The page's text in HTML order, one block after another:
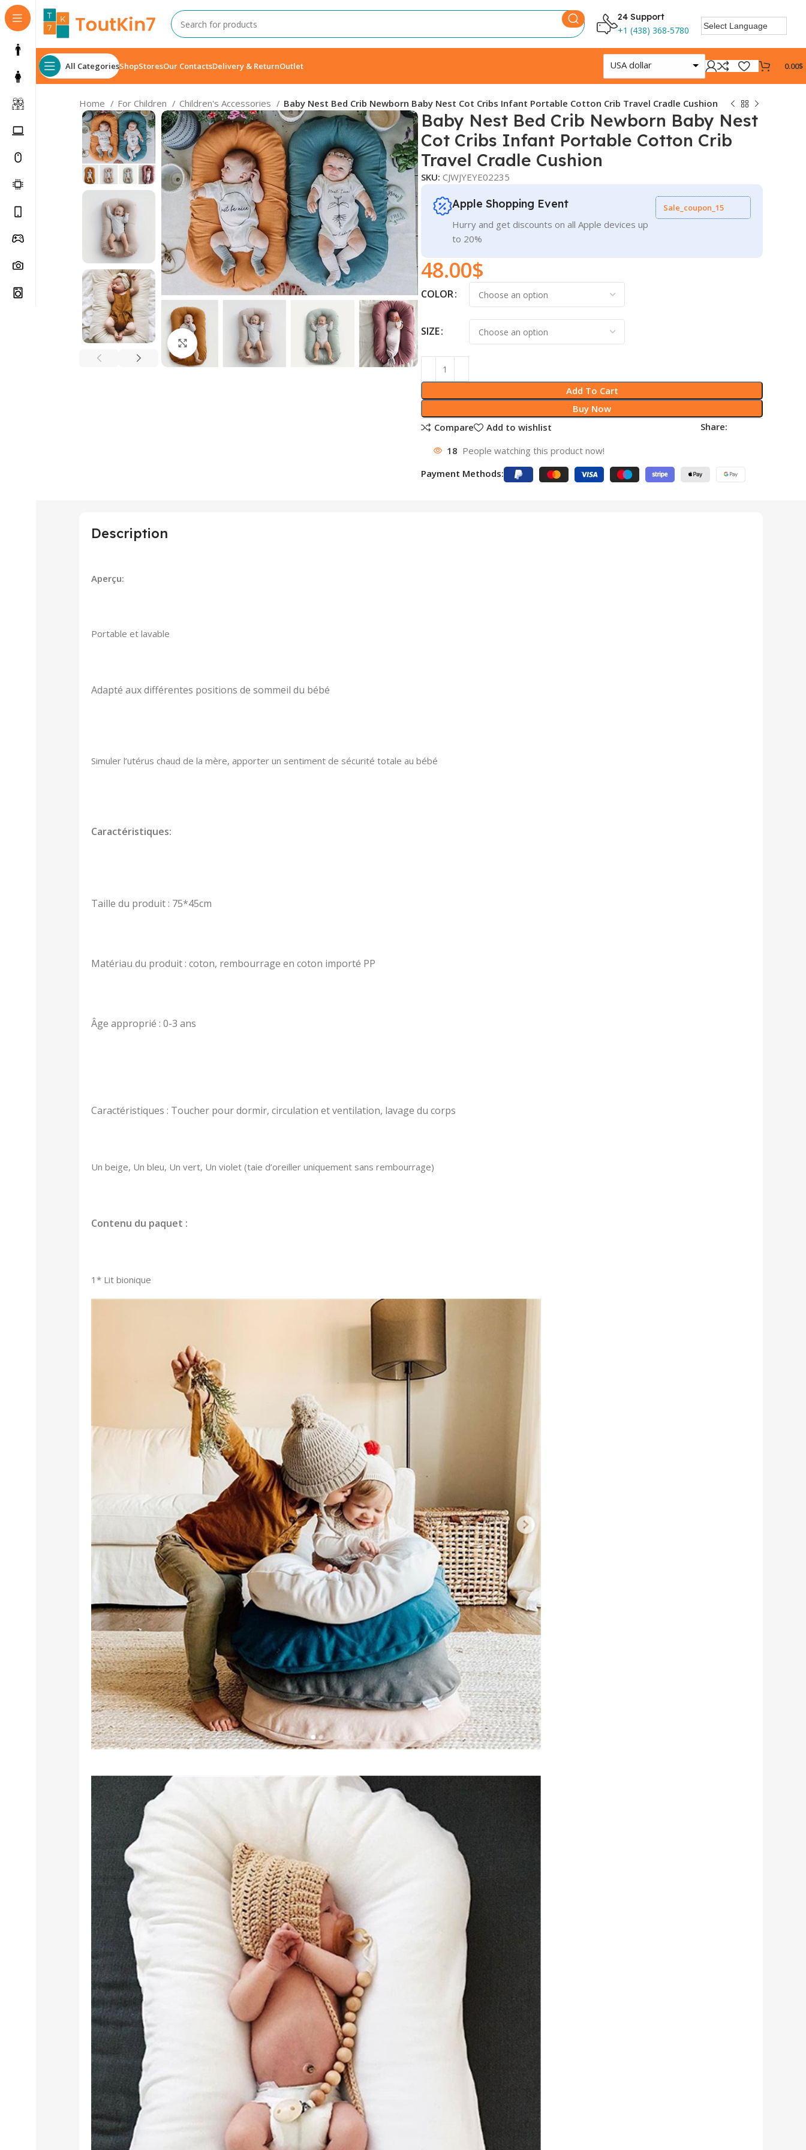
24 Support
+1 (438) 368-5780
All CategoriesShopStoresOur ContactsDelivery & ReturnOutlet USA dollar 0.00$
Home For Children Children's Accessories Baby Nest Bed Crib Newborn Baby Nest Cot Cribs Infant Portable Cotton Crib Travel Cradle Cushion
Click to enlarge
Baby Nest Bed Crib Newborn Baby Nest
Cot Cribs Infant Portable Cotton Crib
Travel Cradle Cushion
SKU: CJWJYEYE02235
Apple Shopping Event
Hurry and get discounts on all Apple devices up
to 20%
Sale_coupon_15
48.00$
COLOR
SIZE
Add To Cart
Buy Now
Compare
Add to wishlist Share:
18 People watching this product now!
Payment Methods:
Description
Aperçu:
Portable et lavable
Adapté aux différentes positions de sommeil du bébé
Simuler l’utérus chaud de la mère, apporter un sentiment de sécurité totale au bébé
Caractéristiques:
Taille du produit : 75*45cm
Matériau du produit : coton, rembourrage en coton importé PP
Âge approprié : 0-3 ans
Caractéristiques : Toucher pour dormir, circulation et ventilation, lavage du corps
Un beige, Un bleu, Un vert, Un violet (taie d’oreiller uniquement sans rembourrage)
Contenu du paquet :
1* Lit bionique